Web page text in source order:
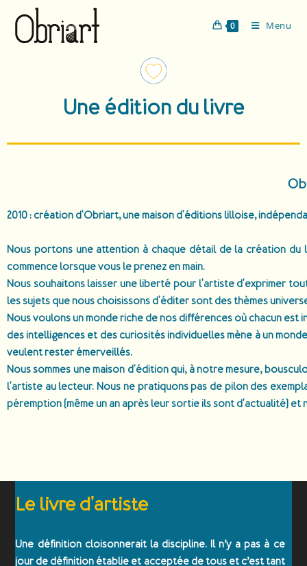
0 Menu
Une édition du livre
2010 : création d'Obriart, une maison d'éditions lilloise,
Nous portons une attention à chaque détail de la création
commence lorsque vous le prenez en main.
Nous souhaitons laisser une liberté pour l'artiste d'exprimer
les sujets que nous choisissons d'éditer sont des thèmes
Nous voulons un monde riche de nos différences où chacun
des intelligences et des curiosités individuelles mène à un
veulent rester émerveillés.
Nous sommes une maison d'édition qui, à notre mesure,
l'artiste au lecteur. Nous ne pratiquons pas de pilon des
péremption (même un an après leur sortie ils sont d'actualité)
Le livre d'artiste
Une définition cloisonnerait la discipline. Il n’y a pas à ce
jour de définition établie et acceptée de tous et c’est tant